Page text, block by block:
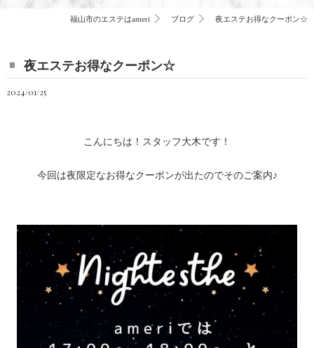
福山市のエステはameri ブログ 夜エステお得なクーポン☆
夜エステお得なクーポン☆
2024/01/25
こんにちは！スタッフ大木です！
今回は夜限定なお得なクーポンが出たのでそのご案内♪